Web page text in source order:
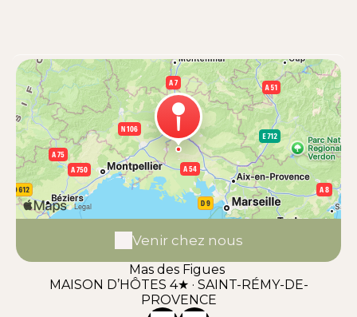
Venir chez nous
Mas des Figues
MAISON D’HÔTES 4★ · SAINT-RÉMY-DE-
PROVENCE